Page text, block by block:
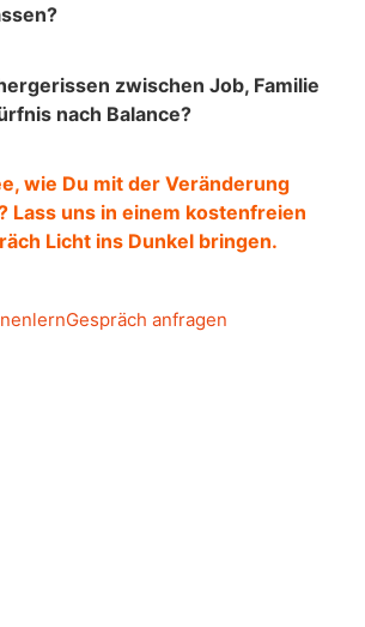
zwischen Job, Familie
nach Balance?
wie Du mit der Veränderung
Lass uns in einem kostenfreien
Licht ins Dunkel bringen.
anfragen